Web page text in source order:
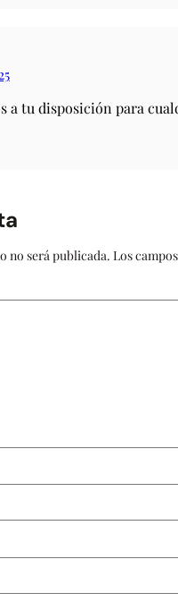
a tu disposición para
no será publicada. Los